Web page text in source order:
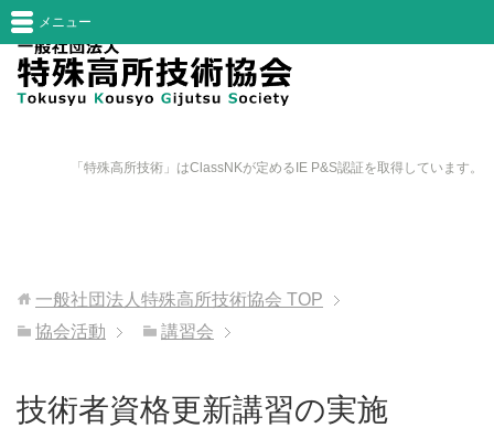
「特殊高所技術」はClassNKが定めるIE P&S認証を取得しています。
メニュー
一般社団法人特殊高所技術協会 TOP
協会活動
講習会
技術者資格更新講習の実施